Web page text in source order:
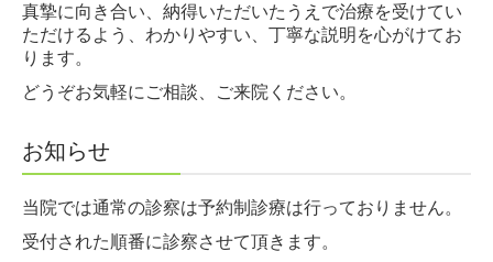
真摯に向き合い、納得いただいたうえで治療を受けてい
ただけるよう、わかりやすい、丁寧な説明を心がけてお
ります。
どうぞお気軽にご相談、ご来院ください。
お知らせ
当院では通常の診察は予約制診療は行っておりません。
受付された順番に診察させて頂きます。